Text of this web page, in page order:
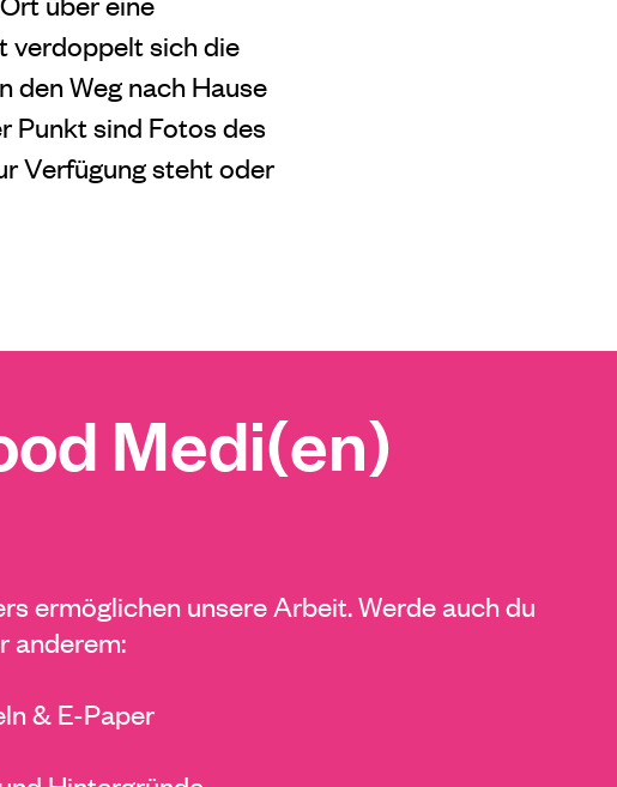
verdoppelt sich die
den Weg nach Hause
Punkt sind Fotos des
Verfügung steht oder
Medi(en)
ermöglichen unsere Arbeit. Werde auch du
anderem:
& E-Paper